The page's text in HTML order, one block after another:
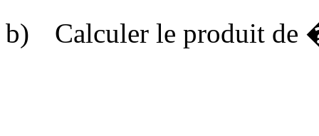
b)
Calculer le produit de